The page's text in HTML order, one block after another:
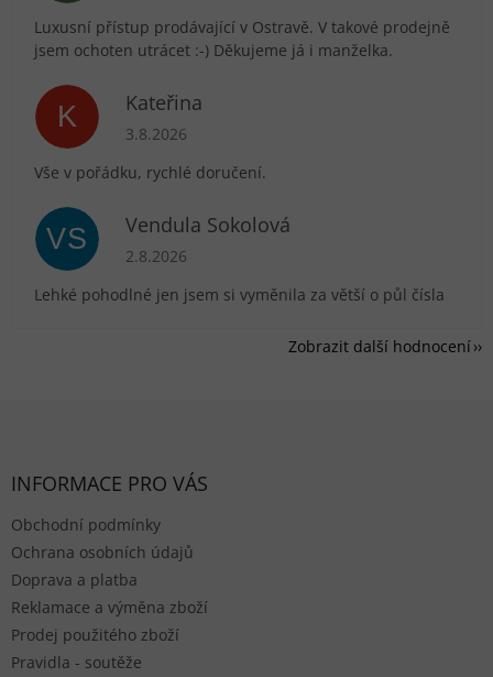
Luxusní přístup prodávající v Ostravě. V takové prodejně
jsem ochoten utrácet :-) Děkujeme já i manželka.
K Kateřina
Hodnocení obchodu je 5 z 5 hvězdiček.
3.8.2026
Vše v pořádku, rychlé doručení.
VS Vendula Sokolová
Hodnocení obchodu je 5 z 5 hvězdiček.
2.8.2026
Lehké pohodlné jen jsem si vyměnila za větší o půl čísla
Zobrazit další hodnocení
INFORMACE PRO VÁS
Obchodní podmínky
Ochrana osobních údajů
Doprava a platba
Reklamace a výměna zboží
Prodej použitého zboží
Pravidla - soutěže